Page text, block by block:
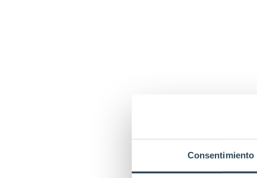
Consentimiento